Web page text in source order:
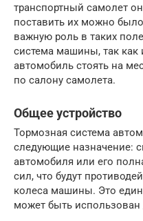
транспортный самолет
поставить их можно
важную роль в таких
система машины, так как
автомобиль стоять на
по салону самолета.
Общее устройство
Тормозная система
следующие назначение:
автомобиля или его
сил, что будут
колеса машины. Это
может быть